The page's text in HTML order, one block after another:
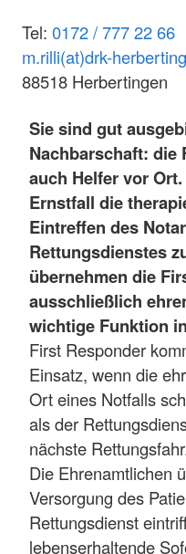
Tel: 0172 / 777 22 66
m.rilli(at)drk-
88518 Herbertingen
Sie sind gut
Nachbarschaft: die
auch Helfer vor
Ernstfall die
Eintreffen des
Rettungsdienstes
übernehmen die
ausschließlich
wichtige Funktion
First Responder
Einsatz, wenn die
Ort eines Notfalls
als der
nächste
Die Ehrenamtlichen
Versorgung des
Rettungsdienst
lebenserhaltende